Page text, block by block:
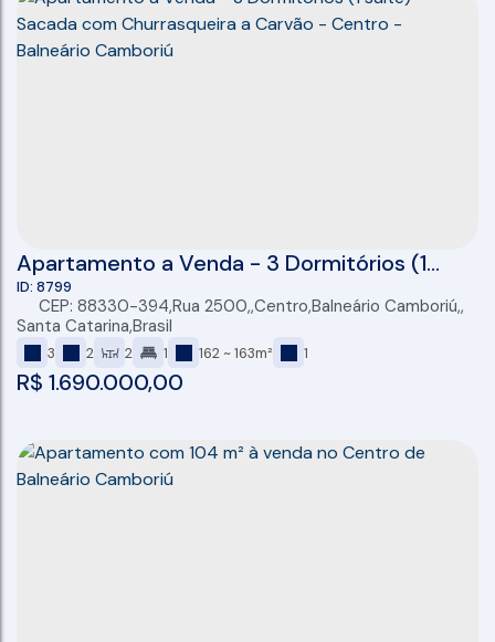
Apartamento a Venda - 3 Dormitórios (1
suíte) - Sacada com Churrasqueira a Carvão
- Centro - Balneário Camboriú
R$ 1.690.000,00
8799
CEP: 88330-394,Rua 2500 ,Centro,Balneário Camboriú ,
Santa Catarina,Brasil
3 2 2 1 162 ~ 163m² 1